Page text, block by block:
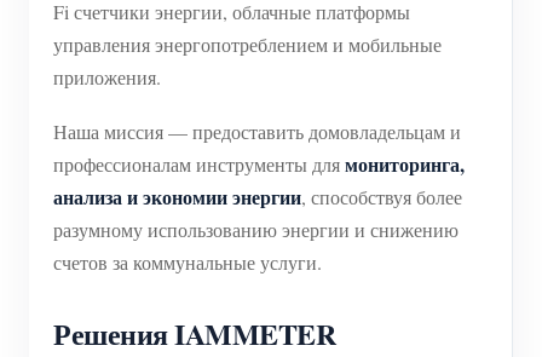
Fi счетчики энергии, облачные платформы
управления энергопотреблением и мобильные
приложения.
Наша миссия — предоставить домовладельцам и
профессионалам инструменты длямониторинга,
анализа и экономии энергии, способствуя более
разумному использованию энергии и снижению
счетов за коммунальные услуги.
Решения IAMMETER